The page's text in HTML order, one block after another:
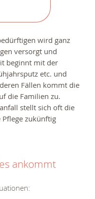
wird ganz
versorgt und
beginnt mit der
etc. und
Fällen kommt die
die Familien zu.
stellt sich oft die
Pflege zukünftig
ankommt